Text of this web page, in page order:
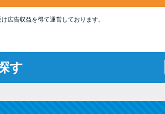
広告収益を得て運営しております。
す